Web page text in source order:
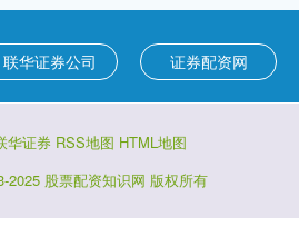
联华证券公司 证券配资网
华证券 RSS地图 HTML地图
2025 股票配资知识网 版权所有